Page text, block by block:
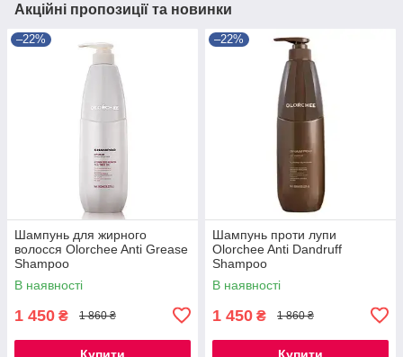
Акційні пропозиції та новинки
–22%
Шампунь для жирного
волосся Olorchee Anti Grease
Shampoo
В наявності
1 450 ₴ 1 860 ₴
–22%
Шампунь проти лупи
Olorchee Anti Dandruff
Shampoo
В наявності
1 450 ₴ 1 860 ₴